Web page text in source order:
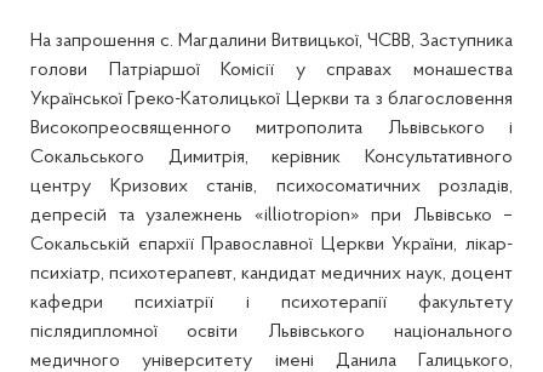
На запрошення с. Магдалини Витвицької, ЧСВВ, Заступника
голови Патріаршої Комісії у справах монашества
Української Греко-Католицької Церкви та з благословення
Високопреосвященного митрополита Львівського і
Сокальського Димитрія, керівник Консультативного
центру Кризових станів, психосоматичних розладів,
депресій та узалежнень «illiotropion» при Львівсько –
Сокальській єпархії Православної Церкви України, лікар-
психіатр, психотерапевт, кандидат медичних наук, доцент
кафедри психіатрії і психотерапії факультету
післядипломної освіти Львівського національного
медичного університету імені Данила Галицького,